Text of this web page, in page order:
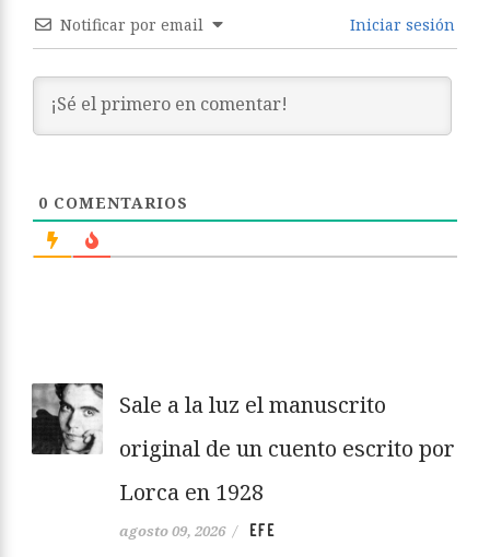
Notificar por email Iniciar sesión
0 COMENTARIOS
Sale a la luz el manuscrito
original de un cuento escrito por
Lorca en 1928
agosto 09, 2026 / EFE